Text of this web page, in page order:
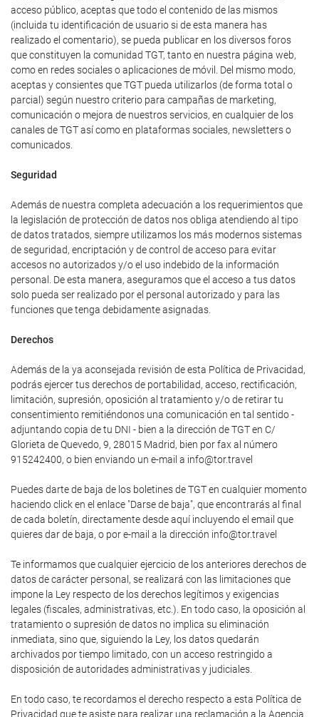
acceso público, aceptas que todo el contenido de las mismos
(incluida tu identificación de usuario si de esta manera has
realizado el comentario), se pueda publicar en los diversos foros
que constituyen la comunidad TGT, tanto en nuestra página web,
como en redes sociales o aplicaciones de móvil. Del mismo modo,
aceptas y consientes que TGT pueda utilizarlos (de forma total o
parcial) según nuestro criterio para campañas de marketing,
comunicación o mejora de nuestros servicios, en cualquier de los
canales de TGT así como en plataformas sociales, newsletters o
comunicados.
Seguridad
Además de nuestra completa adecuación a los requerimientos que
la legislación de protección de datos nos obliga atendiendo al tipo
de datos tratados, siempre utilizamos los más modernos sistemas
de seguridad, encriptación y de control de acceso para evitar
accesos no autorizados y/o el uso indebido de la información
personal. De esta manera, aseguramos que el acceso a tus datos
solo pueda ser realizado por el personal autorizado y para las
funciones que tenga debidamente asignadas.
Derechos
Además de la ya aconsejada revisión de esta Política de Privacidad,
podrás ejercer tus derechos de portabilidad, acceso, rectificación,
limitación, supresión, oposición al tratamiento y/o de retirar tu
consentimiento remitiéndonos una comunicación en tal sentido -
adjuntando copia de tu DNI - bien a la dirección de TGT en C/
Glorieta de Quevedo, 9, 28015 Madrid, bien por fax al número
915242400, o bien enviando un e-mail a info@tor.travel
Puedes darte de baja de los boletines de TGT en cualquier momento
haciendo click en el enlace "Darse de baja", que encontrarás al final
de cada boletín, directamente desde aquí incluyendo el email que
quieres dar de baja, o por e-mail a la dirección info@tor.travel
Te informamos que cualquier ejercicio de los anteriores derechos de
datos de carácter personal, se realizará con las limitaciones que
impone la Ley respecto de los derechos legítimos y exigencias
legales (fiscales, administrativas, etc.). En todo caso, la oposición al
tratamiento o supresión de datos no implica su eliminación
inmediata, sino que, siguiendo la Ley, los datos quedarán
archivados por tiempo limitado, con un acceso restringido a
disposición de autoridades administrativas y judiciales.
En todo caso, te recordamos el derecho respecto a esta Política de
Privacidad que te asiste para realizar una reclamación a la Agencia